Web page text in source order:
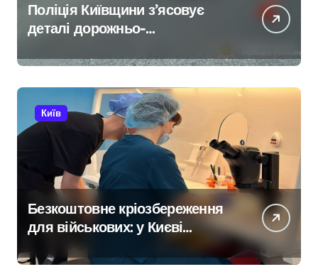
Поліція Київщини з’ясовує
деталі дорожньо-
Щербаки за участю двох
неповнолітніх постраждалих
Київ
Безкоштовне кріозбереження
для військових: у Києві
оновили центр
репродуктивної медицини